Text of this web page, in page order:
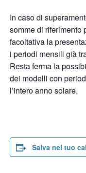
In caso di
somme di riferimento
facoltativa la
i periodi mensili già
Resta ferma la
dei modelli con
l’intero anno solare.
Salva nel tuo